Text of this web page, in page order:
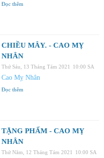
Đọc thêm
CHIỀU MÂY. - CAO MỴ
NHÂN
Thứ Sáu, 13 Tháng Tám 2021 10:00 SA
Cao Mỵ Nhân
Đọc thêm
TẶNG PHẨM - CAO MỴ
NHÂN
Thứ Năm, 12 Tháng Tám 2021 10:00 SA